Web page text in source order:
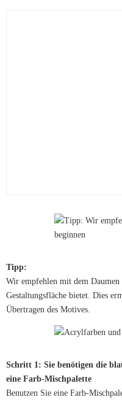
Tipp:
Wir empfehlen mit dem Daumen
Gestaltungsfläche bietet. Dies
Übertragen des Motives.
Schritt 1: Sie benötigen die
eine Farb-Mischpalette
Benutzen Sie eine Farb-